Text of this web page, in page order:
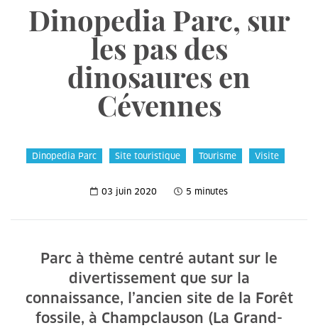
Dinopedia Parc, sur
les pas des
dinosaures en
Cévennes
Dinopedia Parc Site touristique Tourisme Visite
03 juin 2020 5 minutes
Parc à thème centré autant sur le
divertissement que sur la
connaissance, l’ancien site de la Forêt
fossile, à Champclauson (La Grand-